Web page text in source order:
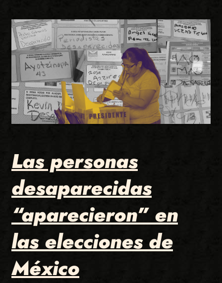
Las personas
desaparecidas
“aparecieron” en
las elecciones de
México